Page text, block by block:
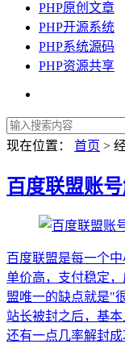
PHP原创文章
PHP开源系统
PHP系统源码
PHP资源共享
现在位置： 首页 >
百度联盟账
百度联盟是每一个
单价高，支付稳定
盟唯一的缺点就是"
站长被封之后，基
还有一点几率解封